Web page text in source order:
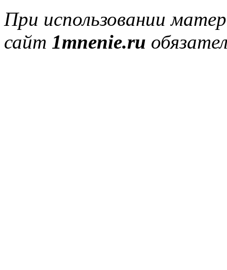
При использовании
сайт 1mnenie.ru